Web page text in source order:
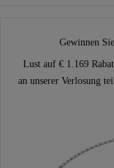
Gewinnen
Lust auf € 1.169
an unserer Verlosung